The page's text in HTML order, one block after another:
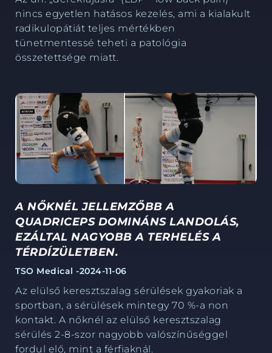
nincs egyetlen hatásos kezelés, ami a kialakult
radikulopátiát teljes mértékben
tünetmentessé teheti a patológia
összetettsége miatt.
A NŐKNÉL JELLEMZŐBB A
QUADRICEPS DOMINÁNS LANDOLÁS,
EZÁLTAL NAGYOBB A TERHELÉS A
TÉRDÍZÜLETBEN.
TSO Medical -2024-11-06
Az elülső keresztszalag sérülések gyakoriak a
sportban, a sérülések mintegy 70 %-a non
kontakt. A nőknél az elülső keresztszalag
sérülés 2-8-szor nagyobb valószínűséggel
fordul elő, mint a férfiaknál.